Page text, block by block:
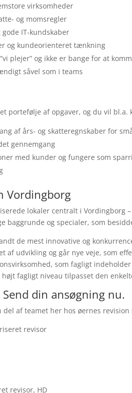
virksomheder
og momsregler
IT-kundskaber
og kundeorienteret tænkning
plejer” og ikke er bange for at
såvel som i teams
portefølje af opgaver, og du vil bl.a.
af års- og skatteregnskaber for
gennemgang
med kunder og fungere som
Vordingborg
lokaler centralt i Vordingborg
baggrunde og specialer, som
de mest innovative og
af udvikling og går nye veje, som
som fagligt
fagligt niveau tilpasset den
din ansøgning nu.
af teamet her hos øernes
revisor
revisor, HD